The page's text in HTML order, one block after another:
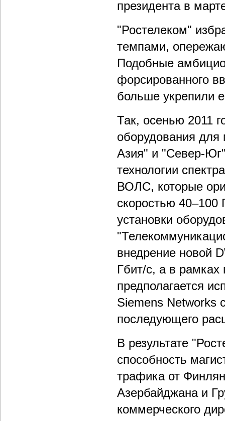
президента в
"Ростелеком"
темпами,
Подобные
форсированного
больше укрепили
Так, осенью 2011
оборудования для
Азия" и "Север-
технологии
ВОЛС, которые
скоростью
установки
внедрение новой
Гбит/с, а в рамках
предполагается
Siemens Networks
последующего
В результате
способность
трафика от
Азербайджана и
коммерческого